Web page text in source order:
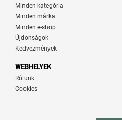
Minden kategória
Minden márka
Minden e-shop
Újdonságok
Kedvezmények
WEBHELYEK
Rólunk
Cookies